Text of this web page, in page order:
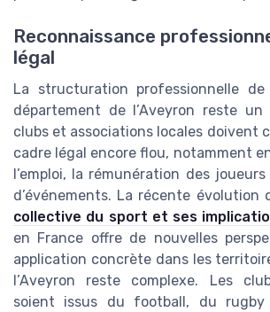
Reconnaissance
légal
La structuration professionnelle de
département de l’Aveyron reste
clubs et associations locales doivent
cadre légal encore flou, notamment
l’emploi, la rémunération des
d’événements. La récente évolution
collective du sport et ses
en France offre de nouvelles
application concrète dans les
l’Aveyron reste complexe. Les
soient issus du football, du rugby